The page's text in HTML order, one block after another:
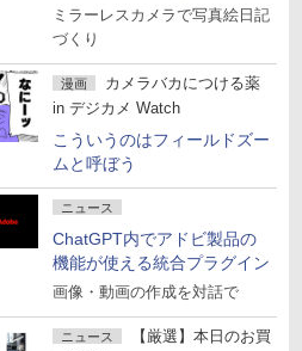
ミラーレスカメラで写真絵日記
づくり
漫画
カメラバカにつける薬
in デジカメ Watch
こういうのはフィールドズー
ムと呼ぼう
ニュース
ChatGPT内でアドビ製品の
機能が使える統合プラグイン
画像・動画の作成を対話で
ニュース
【厳選】本日のお買